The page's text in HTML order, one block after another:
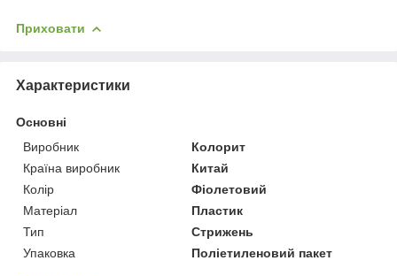
Приховати
Характеристики
Основні
Виробник
Колорит
Країна виробник
Китай
Колір
Фіолетовий
Матеріал
Пластик
Тип
Стрижень
Упаковка
Поліетиленовий пакет